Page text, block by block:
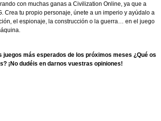
con muchas ganas a Civilization Online, ya que a
tu propio personaje, únete a un imperio y ayúdalo a
el espionaje, la construcción o la guerra… en el juego
más esperados de los próximos meses ¿Qué os
¡No dudéis en darnos vuestras opiniones!